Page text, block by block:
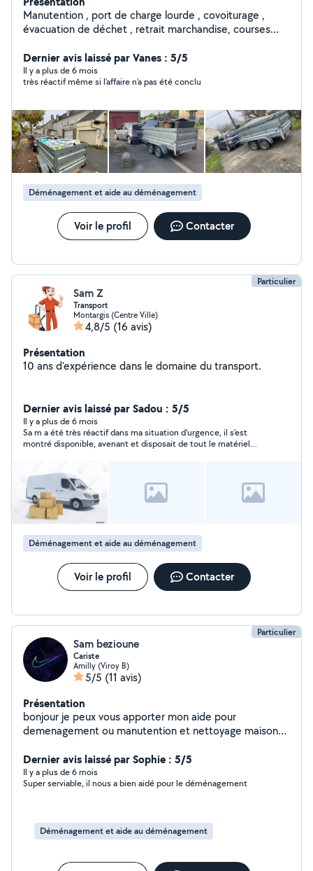
Manutention , port de charge lourde , covoiturage ,
évacuation de déchet , retrait marchandise, courses
Moteur . Pour toute autre demande je reste joignable .
Tel: zéro 6 vingt 6 trente 5 zéro 5 quatre-vingt quatorze
pour me joindre ( car limite de 4 réponse par mois sur
Dernier avis laissé par Vanes : 5/5
Il y a plus de 6 mois
très réactif même si l'affaire n'a pas été conclu
Déménagement et aide au déménagement
Voir le profil Contacter
Particulier
Sam Z
Transport
Montargis (Centre Ville)
4,8/5 (16 avis)
Présentation
10 ans d'expérience dans le domaine du transport.
Dernier avis laissé par Sadou : 5/5
Il y a plus de 6 mois
Sa m a été très réactif dans ma situation d'urgence, il s'est
montré disponible, avenant et disposait de tout le matériel
Déménagement et aide au déménagement
Voir le profil Contacter
Particulier
Sam bezioune
Cariste
Amilly (Viroy B)
5/5 (11 avis)
Présentation
bonjour je peux vous apporter mon aide pour
demenagement ou manutention et nettoyage maison
Dernier avis laissé par Sophie : 5/5
Il y a plus de 6 mois
Super serviable, il nous a bien aidé pour le déménagement
Déménagement et aide au déménagement